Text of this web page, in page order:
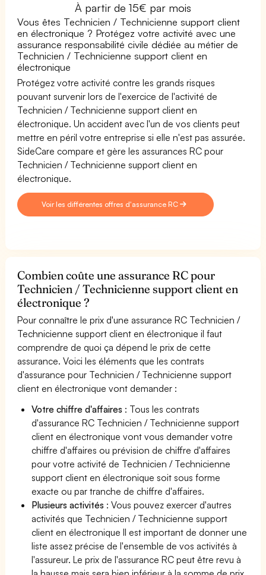
À partir de 15€ par mois
Vous êtes Technicien / Technicienne support client
en électronique ? Protégez votre activité avec une
assurance responsabilité civile dédiée au métier de
Technicien / Technicienne support client en
électronique
Protégez votre activité contre les grands risques
pouvant survenir lors de l'exercice de l'activité de
Technicien / Technicienne support client en
électronique. Un accident avec l'un de vos clients peut
mettre en péril votre entreprise si elle n'est pas assurée.
SideCare compare et gère les assurances RC pour
Technicien / Technicienne support client en
électronique.
Voir les différentes offres d'assurance RC
Combien coûte une assurance RC pour
Technicien / Technicienne support client en
électronique ?
Pour connaître le prix d'une assurance RC Technicien /
Technicienne support client en électronique il faut
comprendre de quoi ça dépend le prix de cette
assurance. Voici les éléments que les contrats
d'assurance pour Technicien / Technicienne support
client en électronique vont demander :
Votre chiffre d'affaires : Tous les contrats
d'assurance RC Technicien / Technicienne support
client en électronique vont vous demander votre
chiffre d'affaires ou prévision de chiffre d'affaires
pour votre activité de Technicien / Technicienne
support client en électronique soit sous forme
exacte ou par tranche de chiffre d'affaires.
Plusieurs activités : Vous pouvez exercer d'autres
activités que Technicien / Technicienne support
client en électronique Il est important de donner une
liste assez précise de l'ensemble de vos activités à
l'assureur. Le prix de l'assurance RC peut être revu à